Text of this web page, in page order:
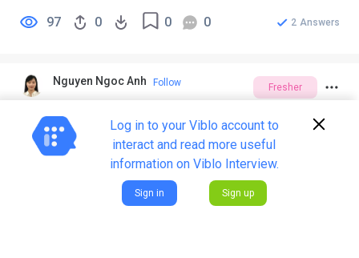
97 0 0 0 2 Answers
Nguyen Ngoc Anh Follow Fresher
Marketing Project Management
Bạn sẽ làm gì khi gặp trường hợp: Bạn là leader, nhân viên
đột ngột vắng mặt trong một sự kiện quan trọng sắp diễn
Log in to your Viblo account to
interact and read more useful
information on Viblo Interview.
Sign in Sign up